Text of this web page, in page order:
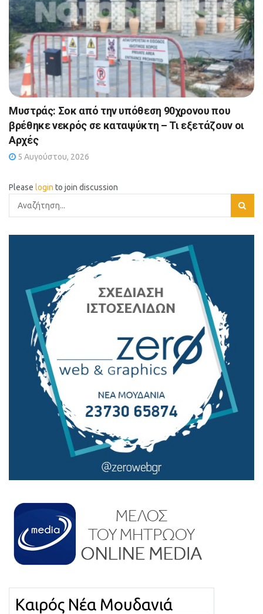
Μυστράς: Σοκ από την υπόθεση 90χρονου που
βρέθηκε νεκρός σε καταψύκτη – Τι εξετάζουν οι
Αρχές
5 Αυγούστου, 2026
Please login to join discussion
Καιρός Νέα Μουδανιά